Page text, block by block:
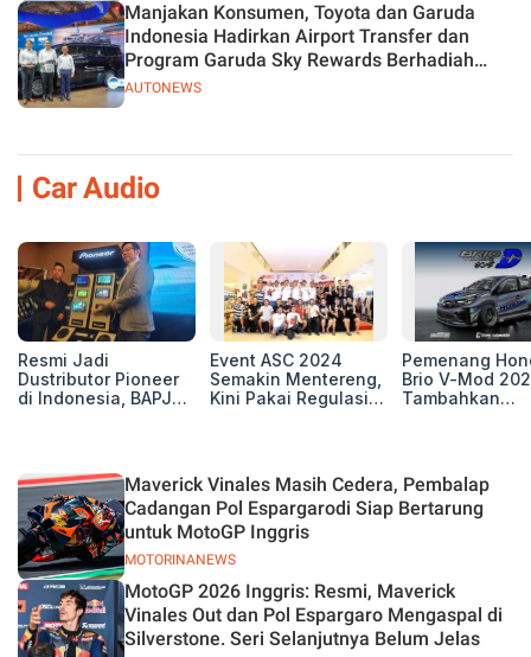
AUTONEWS
Manjakan Konsumen, Toyota dan Garuda
Indonesia Hadirkan Airport Transfer dan
Program Garuda Sky Rewards Berhadiah
Hybrid EV
Car Audio
Resmi Jadi
Dustributor Pioneer
di Indonesia, BAPJ
Event ASC 2024
Semakin Mentereng,
Kini Pakai Regulasi
Pemenang
Brio V-Mod
Tambahkan
MOTORINANEWS
Maverick Vinales Masih Cedera, Pembalap
Cadangan Pol Espargarodi Siap Bertarung
untuk MotoGP Inggris
MotoGP 2026 Inggris: Resmi, Maverick
Vinales Out dan Pol Espargaro Mengaspal di
Silverstone. Seri Selanjutnya Belum Jelas